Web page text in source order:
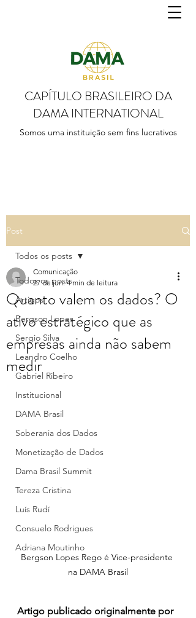
CAPÍTULO BRASILEIRO DA
DAMA INTERNATIONAL
Somos uma instituição sem fins lucrativos
Post
Todos os posts
Artigos
Bergson Lopes
Sergio Silva
Leandro Coelho
Gabriel Ribeiro
Institucional
DAMA Brasil
Soberania dos Dados
Monetização de Dados
Dama Brasil Summit
Tereza Cristina
Luís Rudí
Consuelo Rodrigues
Adriana Moutinho
Todos os posts
Quanto valem os dados? O
ativo estratégico que as
empresas ainda não sabem
medir
Comunicação
27 de jun. 4 min de leitura
Bergson Lopes Rego é Vice-presidente
na DAMA Brasil
Artigo publicado originalmente por